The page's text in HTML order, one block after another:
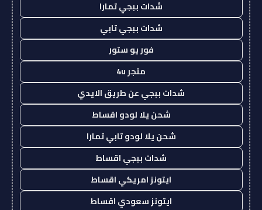
شدات ببجي تمارا
شدات ببجي تابي
فور يو ستور
متجر 4u
شدات ببجي عن طريق الايدي
شحن يلا لودو اقساط
شحن يلا لودو تابي تمارا
شدات ببجي اقساط
ايتونز امريكي اقساط
ايتونز سعودي اقساط